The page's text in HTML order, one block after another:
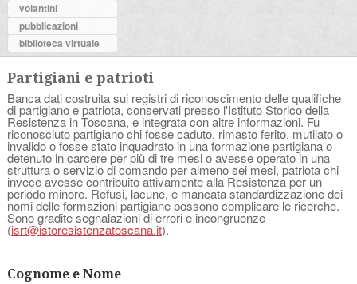
volantini
pubblicazioni
biblioteca virtuale
Partigiani e patrioti
Banca dati costruita sui registri di riconoscimento delle qualifiche
di partigiano e patriota, conservati presso l'Istituto Storico della
Resistenza in Toscana, e integrata con altre informazioni. Fu
riconosciuto partigiano chi fosse caduto, rimasto ferito, mutilato o
invalido o fosse stato inquadrato in una formazione partigiana o
detenuto in carcere per più di tre mesi o avesse operato in una
struttura o servizio di comando per almeno sei mesi, patriota chi
invece avesse contribuito attivamente alla Resistenza per un
periodo minore. Refusi, lacune, e mancata standardizzazione dei
nomi delle formazioni partigiane possono complicare le ricerche.
Sono gradite segnalazioni di errori e incongruenze
(isrt@istoresistenzatoscana.it).
Cognome e Nome